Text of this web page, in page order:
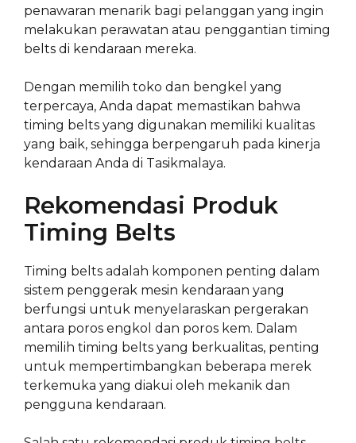
penawaran menarik bagi pelanggan yang ingin
melakukan perawatan atau penggantian timing
belts di kendaraan mereka.
Dengan memilih toko dan bengkel yang
terpercaya, Anda dapat memastikan bahwa
timing belts yang digunakan memiliki kualitas
yang baik, sehingga berpengaruh pada kinerja
kendaraan Anda di Tasikmalaya.
Rekomendasi Produk
Timing Belts
Timing belts adalah komponen penting dalam
sistem penggerak mesin kendaraan yang
berfungsi untuk menyelaraskan pergerakan
antara poros engkol dan poros kem. Dalam
memilih timing belts yang berkualitas, penting
untuk mempertimbangkan beberapa merek
terkemuka yang diakui oleh mekanik dan
pengguna kendaraan.